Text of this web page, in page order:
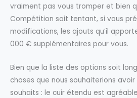
vraiment pas vous tromper et bien
Compétition soit tentant, si vous
modifications, les ajouts qu’il
000 € supplémentaires pour vous.
Bien que la liste des options soit
choses que nous souhaiterions
souhaits : le cuir étendu est